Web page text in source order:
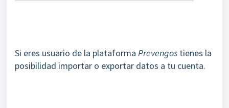
Si eres usuario de la plataforma Prevengos tienes la
posibilidad importar o exportar datos a tu cuenta.